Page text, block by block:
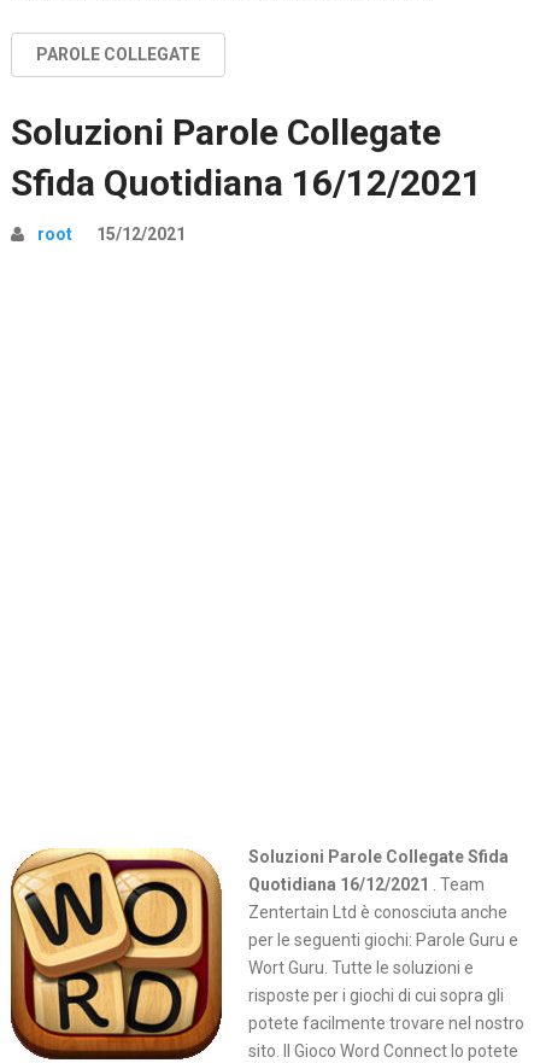
PAROLE COLLEGATE
Soluzioni Parole Collegate
Sfida Quotidiana 16/12/2021
root 15/12/2021
Soluzioni Parole Collegate Sfida
Quotidiana 16/12/2021 . Team
Zentertain Ltd è conosciuta anche
per le seguenti giochi: Parole Guru e
Wort Guru. Tutte le soluzioni e
risposte per i giochi di cui sopra gli
potete facilmente trovare nel nostro
sito. Il Gioco Word Connect lo potete